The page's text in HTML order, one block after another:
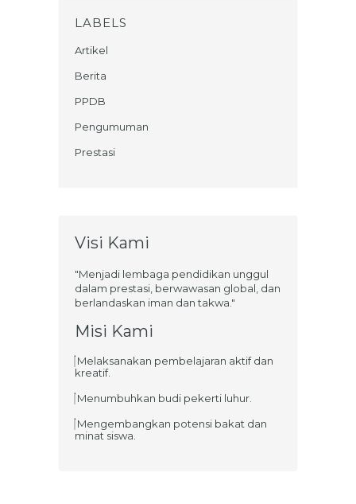
LABELS
Artikel
Berita
PPDB
Pengumuman
Prestasi
Visi Kami
"Menjadi lembaga pendidikan unggul
dalam prestasi, berwawasan global, dan
berlandaskan iman dan takwa."
Misi Kami
Melaksanakan pembelajaran aktif dan
kreatif.
Menumbuhkan budi pekerti luhur.
Mengembangkan potensi bakat dan
minat siswa.